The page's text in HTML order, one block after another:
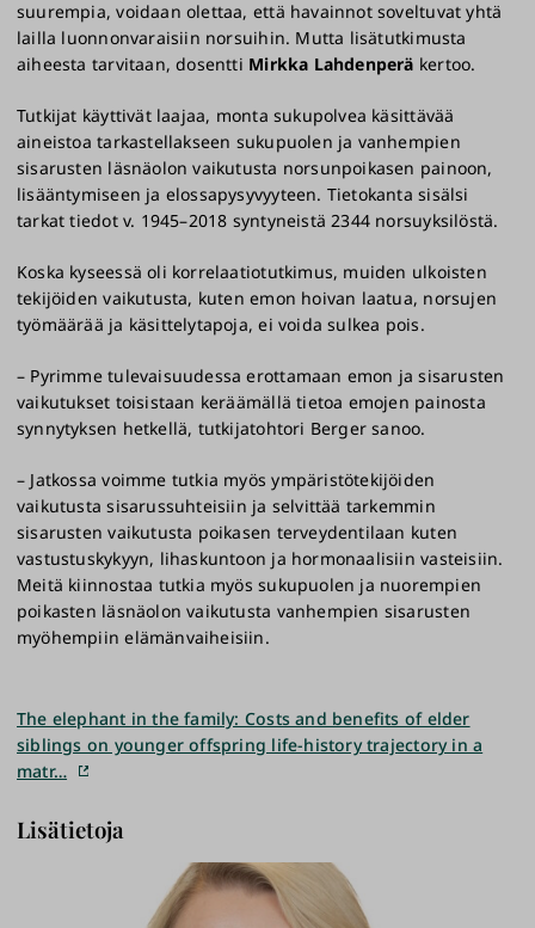
suurempia, voidaan olettaa, että havainnot soveltuvat yhtä
lailla luonnonvaraisiin norsuihin. Mutta lisätutkimusta
aiheesta tarvitaan, dosentti Mirkka Lahdenperä kertoo.
Tutkijat käyttivät laajaa, monta sukupolvea käsittävää
aineistoa tarkastellakseen sukupuolen ja vanhempien
sisarusten läsnäolon vaikutusta norsunpoikasen painoon,
lisääntymiseen ja elossapysyvyyteen. Tietokanta sisälsi
tarkat tiedot v. 1945–2018 syntyneistä 2344 norsuyksilöstä.
Koska kyseessä oli korrelaatiotutkimus, muiden ulkoisten
tekijöiden vaikutusta, kuten emon hoivan laatua, norsujen
työmäärää ja käsittelytapoja, ei voida sulkea pois.
– Pyrimme tulevaisuudessa erottamaan emon ja sisarusten
vaikutukset toisistaan keräämällä tietoa emojen painosta
synnytyksen hetkellä, tutkijatohtori Berger sanoo.
– Jatkossa voimme tutkia myös ympäristötekijöiden
vaikutusta sisarussuhteisiin ja selvittää tarkemmin
sisarusten vaikutusta poikasen terveydentilaan kuten
vastustuskykyyn, lihaskuntoon ja hormonaalisiin vasteisiin.
Meitä kiinnostaa tutkia myös sukupuolen ja nuorempien
poikasten läsnäolon vaikutusta vanhempien sisarusten
myöhempiin elämänvaiheisiin.
The elephant in the family: Costs and benefits of elder
siblings on younger offspring life-history trajectory in a
matr…
Lisätietoja